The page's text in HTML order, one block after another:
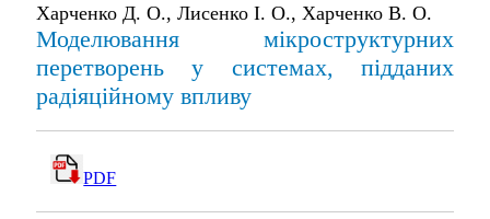
Харченко Д. О., Лисенко І. О., Харченко В. О.
Моделювання мікроструктурних
перетворень у системах, підданих
радіяційному впливу
PDF